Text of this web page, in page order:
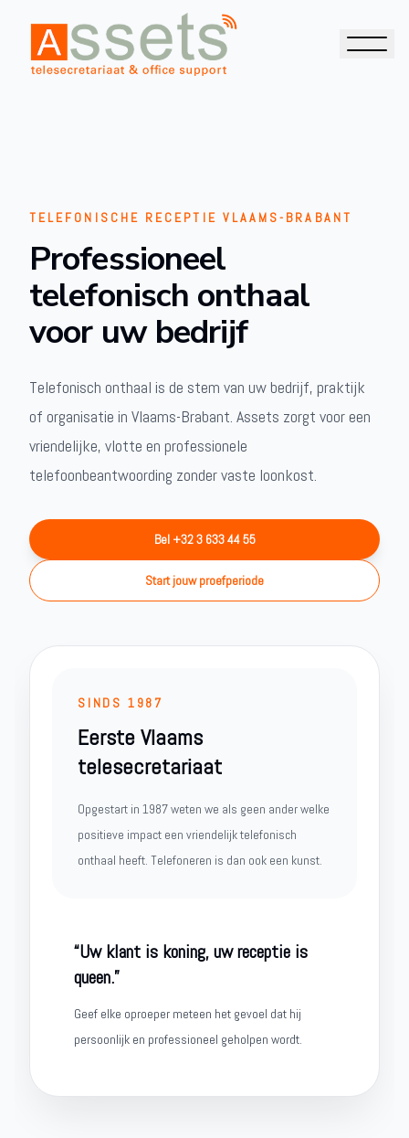
TELEFONISCHE RECEPTIE VLAAMS-BRABANT
Professioneel
telefonisch onthaal
voor uw bedrijf
Telefonisch onthaal is de stem van uw bedrijf, praktijk
of organisatie in Vlaams-Brabant. Assets zorgt voor een
vriendelijke, vlotte en professionele
telefoonbeantwoording zonder vaste loonkost.
Bel +32 3 633 44 55
Start jouw proefperiode
SINDS 1987
Eerste Vlaams
telesecretariaat
Opgestart in 1987 weten we als geen ander welke
positieve impact een vriendelijk telefonisch
onthaal heeft. Telefoneren is dan ook een kunst.
“Uw klant is koning, uw receptie is
queen.”
Geef elke oproeper meteen het gevoel dat hij
persoonlijk en professioneel geholpen wordt.